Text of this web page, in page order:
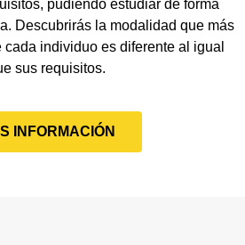
pudiendo estudiar de forma
Descubrirás la modalidad que más
individuo es diferente al igual
sus requisitos.
INFORMACIÓN